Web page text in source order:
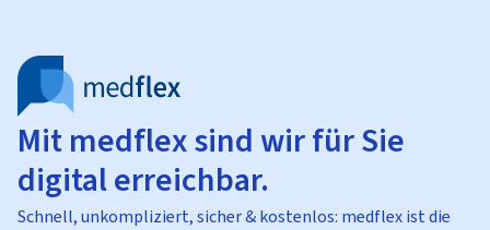
Mit medflex sind wir für Sie
digital erreichbar.
Schnell, unkompliziert, sicher & kostenlos: medflex ist die